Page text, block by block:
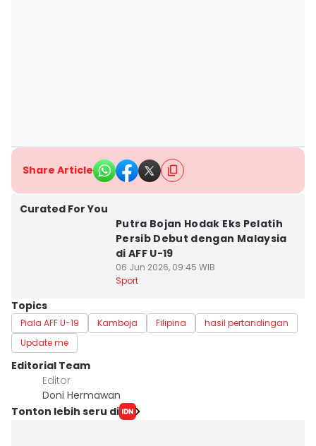
Share Article
Curated For You
Putra Bojan Hodak Eks Pelatih
Persib Debut dengan Malaysia
di AFF U-19
06 Jun 2026, 09:45 WIB
Sport
Topics
Piala AFF U-19 Kamboja Filipina
hasil pertandingan
Update me
Editorial Team
Editor
Doni Hermawan
Tonton lebih seru di